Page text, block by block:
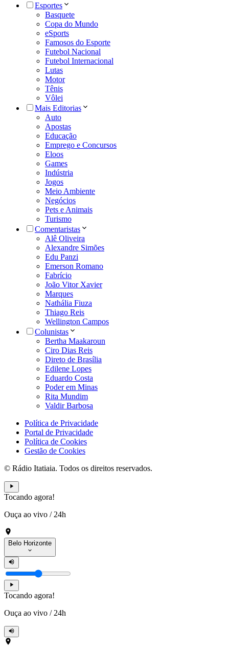
Esportes
Basquete
Copa do Mundo
eSports
Famosos do Esporte
Futebol Nacional
Futebol Internacional
Lutas
Motor
Tênis
Vôlei
Mais Editorias
Auto
Apostas
Educação
Emprego e Concursos
Eloos
Games
Indústria
Jogos
Meio Ambiente
Negócios
Pets e Animais
Turismo
Comentaristas
Alê Oliveira
Alexandre Simões
Edu Panzi
Emerson Romano
Fabrício
João Vitor Xavier
Marques
Nathália Fiuza
Thiago Reis
Wellington Campos
Colunistas
Bertha Maakaroun
Ciro Dias Reis
Direto de Brasília
Edilene Lopes
Eduardo Costa
Poder em Minas
Rita Mundim
Valdir Barbosa
Política de Privacidade
Portal de Privacidade
Política de Cookies
Gestão de Cookies
© Rádio Itatiaia. Todos os direitos reservados.
Tocando agora!
Ouça ao vivo / 24h
Belo Horizonte
Tocando agora!
Ouça ao vivo / 24h